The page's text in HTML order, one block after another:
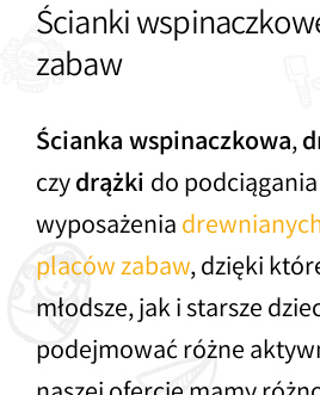
Ścianki
zabaw
Ścianka wspinaczkowa,
czydrążki do
wyposażenia
placów zabaw, dzięki
młodsze, jak i starsze
podejmować różne